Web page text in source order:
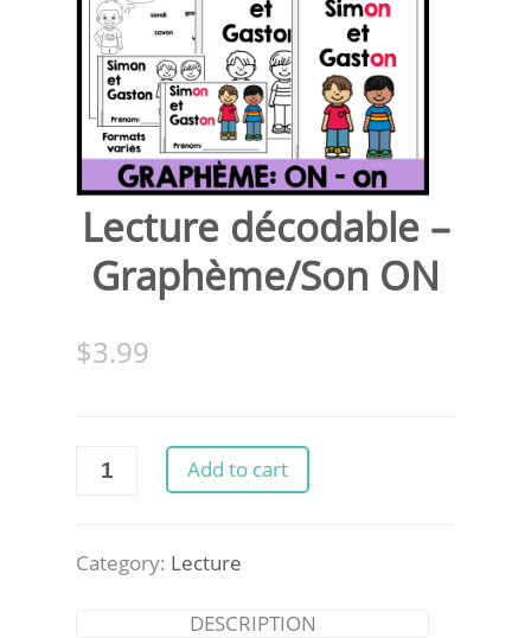
Lecture décodable –
Graphème/Son ON
$3.99
Lecture
décodable
Graphème/Son
Add to cart
Category: Lecture
DESCRIPTION